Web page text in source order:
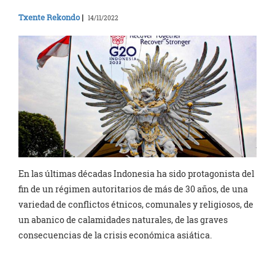
Txente Rekondo| 14/11/2022
En las últimas décadas Indonesia ha sido protagonista del
fin de un régimen autoritarios de más de 30 años, de una
variedad de conflictos étnicos, comunales y religiosos, de
un abanico de calamidades naturales, de las graves
consecuencias de la crisis económica asiática.